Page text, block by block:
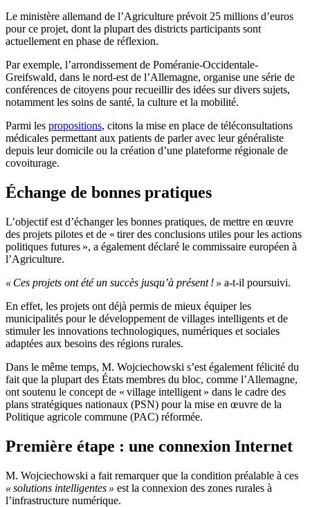
Le ministère allemand de l’Agriculture prévoit 25 millions d’euros
pour ce projet, dont la plupart des districts participants sont
actuellement en phase de réflexion.
Par exemple, l’arrondissement de Poméranie-Occidentale-
Greifswald, dans le nord-est de l’Allemagne, organise une série de
conférences de citoyens pour recueillir des idées sur divers sujets,
notamment les soins de santé, la culture et la mobilité.
Parmi les propositions, citons la mise en place de téléconsultations
médicales permettant aux patients de parler avec leur généraliste
depuis leur domicile ou la création d’une plateforme régionale de
covoiturage.
Échange de bonnes pratiques
L’objectif est d’échanger les bonnes pratiques, de mettre en œuvre
des projets pilotes et de « tirer des conclusions utiles pour les actions
politiques futures », a également déclaré le commissaire européen à
l’Agriculture.
« Ces projets ont été un succès jusqu’à présent ! » a-t-il poursuivi.
En effet, les projets ont déjà permis de mieux équiper les
municipalités pour le développement de villages intelligents et de
stimuler les innovations technologiques, numériques et sociales
adaptées aux besoins des régions rurales.
Dans le même temps, M. Wojciechowski s’est également félicité du
fait que la plupart des États membres du bloc, comme l’Allemagne,
ont soutenu le concept de « village intelligent » dans le cadre des
plans stratégiques nationaux (PSN) pour la mise en œuvre de la
Politique agricole commune (PAC) réformée.
Première étape : une connexion Internet
M. Wojciechowski a fait remarquer que la condition préalable à ces
« solutions intelligentes » est la connexion des zones rurales à
l’infrastructure numérique.